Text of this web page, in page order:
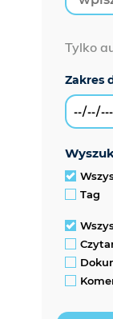
Tylko
Tag